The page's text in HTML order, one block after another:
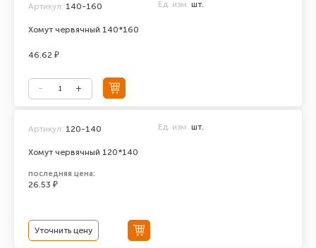
Хомут червячный 140*160
Артикул: 140-160 Ед. изм. шт.
46.62 ₽
Хомут червячный 120*140
Артикул: 120-140 Ед. изм. шт.
последняя цена:
26.53 ₽
Уточнить цену